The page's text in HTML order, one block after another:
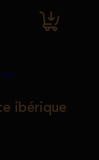
ibérique